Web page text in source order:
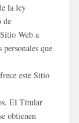
la ley
de
Web a
que
este Sitio
El Titular
obtienen